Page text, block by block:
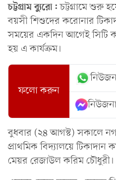
চট্টগ্রাম ব্যুরো:চট্টগ্রামে শুরু
বয়সী শিশুদের করোনার
সময়ের একদিন আগেই
হয় এ কার্যক্রম।
ফলো করুন
বুধবার (২৪ আগস্ট) সকালে
প্রাথমিক বিদ্যালয়ে টিকাদান
মেয়র রেজাউল করিম চৌধুরী।